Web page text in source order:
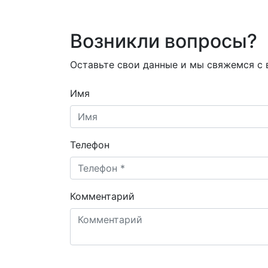
Возникли вопросы?
Оставьте свои данные и мы свяжемся с
Имя
Телефон
Комментарий